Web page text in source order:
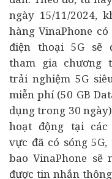
ngày 15/11/2024,
hàng VinaPhone
điện thoại 5G sẽ
tham gia chương
trải nghiệm 5G
miễn phí (50 GB
dụng trong 30
hoạt động tại
vực đã có sóng 5G,
bao VinaPhone sẽ
được tin nhắn